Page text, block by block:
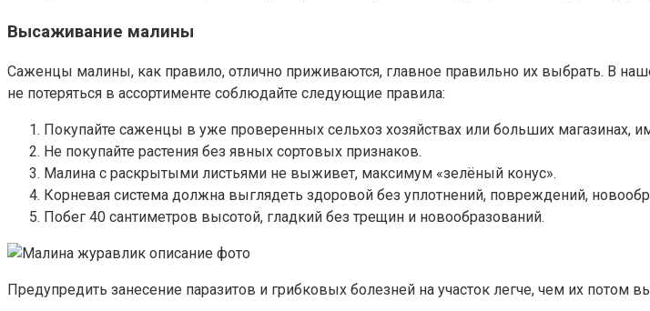
Высаживание малины
Саженцы малины, как правило, отлично приживаются, главное правильно их выбрать. В
не потеряться в ассортименте соблюдайте следующие правила:
Покупайте саженцы в уже проверенных сельхоз хозяйствах или больших
Не покупайте растения без явных сортовых признаков.
Малина с раскрытыми листьями не выживет, максимум «зелёный конус».
Корневая система должна выглядеть здоровой без уплотнений, повреждений,
Побег 40 сантиметров высотой, гладкий без трещин и новообразований.
Предупредить занесение паразитов и грибковых болезней на участок легче, чем их потом